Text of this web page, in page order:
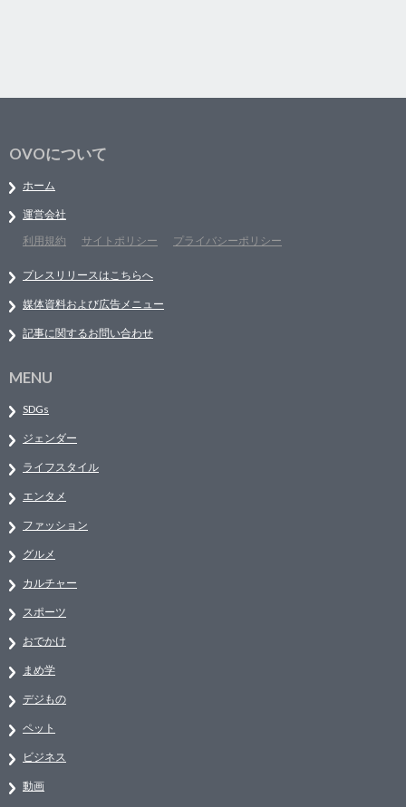
OVOについて
ホーム
運営会社
利用規約
サイトポリシー プライバシーポリシー
プレスリリースはこちらへ
媒体資料および広告メニュー
記事に関するお問い合わせ
MENU
SDGs
ジェンダー
ライフスタイル
エンタメ
ファッション
グルメ
カルチャー
スポーツ
おでかけ
まめ学
デジもの
ペット
ビジネス
動画